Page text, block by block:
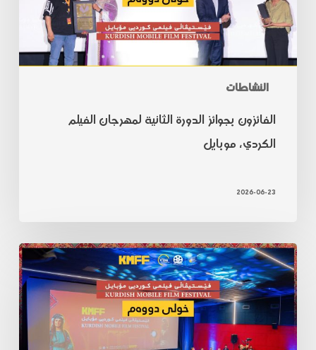
النشاطات
الفائزون بجوائز الدورة الثانية لمهرجان الفيلم
الكردي، موبايل
2026-06-23